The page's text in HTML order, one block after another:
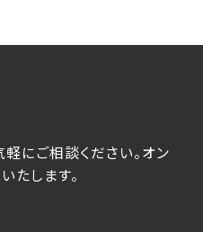
にご相談ください。オン
たします。